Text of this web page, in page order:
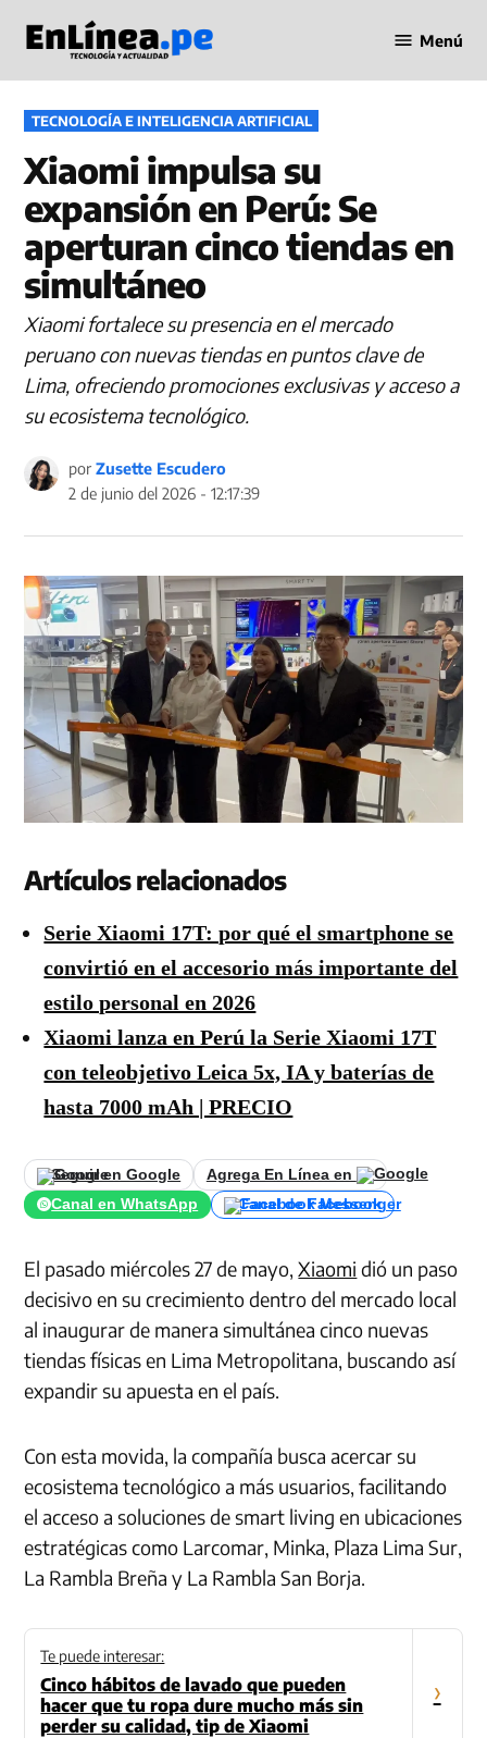
contenido
en Línea
Menú
PUBLICADO
EN
TECNOLOGÍA E INTELIGENCIA ARTIFICIAL
Xiaomi impulsa su
expansión en Perú: Se
aperturan cinco tiendas en
simultáneo
Xiaomi fortalece su presencia en el mercado
peruano con nuevas tiendas en puntos clave de
Lima, ofreciendo promociones exclusivas y acceso a
su ecosistema tecnológico.
por Zusette Escudero
2 de junio del 2026 - 12:17:39
Artículos relacionados
Serie Xiaomi 17T: por qué el smartphone se
convirtió en el accesorio más importante del
estilo personal en 2026
Xiaomi lanza en Perú la Serie Xiaomi 17T
con teleobjetivo Leica 5x, IA y baterías de
hasta 7000 mAh | PRECIO
Seguir en Google
Agrega En Línea en
Canal en WhatsApp
Canal de Facebook
El pasado miércoles 27 de mayo,Xiaomi dió un paso
decisivo en su crecimiento dentro del mercado local
al inaugurar de manera simultánea cinco nuevas
tiendas físicas en Lima Metropolitana, buscando así
expandir su apuesta en el país.
Con esta movida, la compañía busca acercar su
ecosistema tecnológico a más usuarios, facilitando
el acceso a soluciones de smart living en ubicaciones
estratégicas como Larcomar, Minka, Plaza Lima Sur,
La Rambla Breña y La Rambla San Borja.
Te puede interesar:
Cinco hábitos de lavado que pueden
hacer que tu ropa dure mucho más sin
perder su calidad, tip de Xiaomi
›